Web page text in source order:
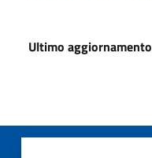
Ultimo aggiornamento